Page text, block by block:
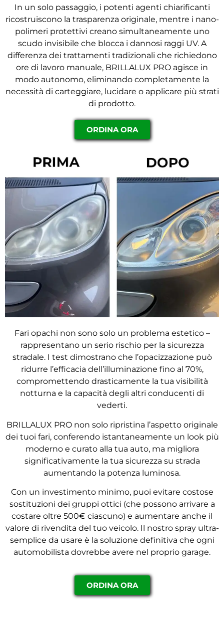
In un solo passaggio, i potenti agenti chiarificanti
ricostruiscono la trasparenza originale, mentre i nano-
polimeri protettivi creano simultaneamente uno
scudo invisibile che blocca i dannosi raggi UV. A
differenza dei trattamenti tradizionali che richiedono
ore di lavoro manuale, BRILLALUX PRO agisce in
modo autonomo, eliminando completamente la
necessità di carteggiare, lucidare o applicare più strati
di prodotto.
ORDINA ORA
Fari opachi non sono solo un problema estetico –
rappresentano un serio rischio per la sicurezza
stradale. I test dimostrano che l’opacizzazione può
ridurre l’efficacia dell’illuminazione fino al 70%,
compromettendo drasticamente la tua visibilità
notturna e la capacità degli altri conducenti di
vederti.
BRILLALUX PRO non solo ripristina l’aspetto originale
dei tuoi fari, conferendo istantaneamente un look più
moderno e curato alla tua auto, ma migliora
significativamente la tua sicurezza su strada
aumentando la potenza luminosa.
Con un investimento minimo, puoi evitare costose
sostituzioni dei gruppi ottici (che possono arrivare a
costare oltre 500€ ciascuno) e aumentare anche il
valore di rivendita del tuo veicolo. Il nostro spray ultra-
semplice da usare è la soluzione definitiva che ogni
automobilista dovrebbe avere nel proprio garage.
ORDINA ORA